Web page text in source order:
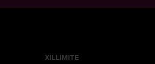
XILLIMITE